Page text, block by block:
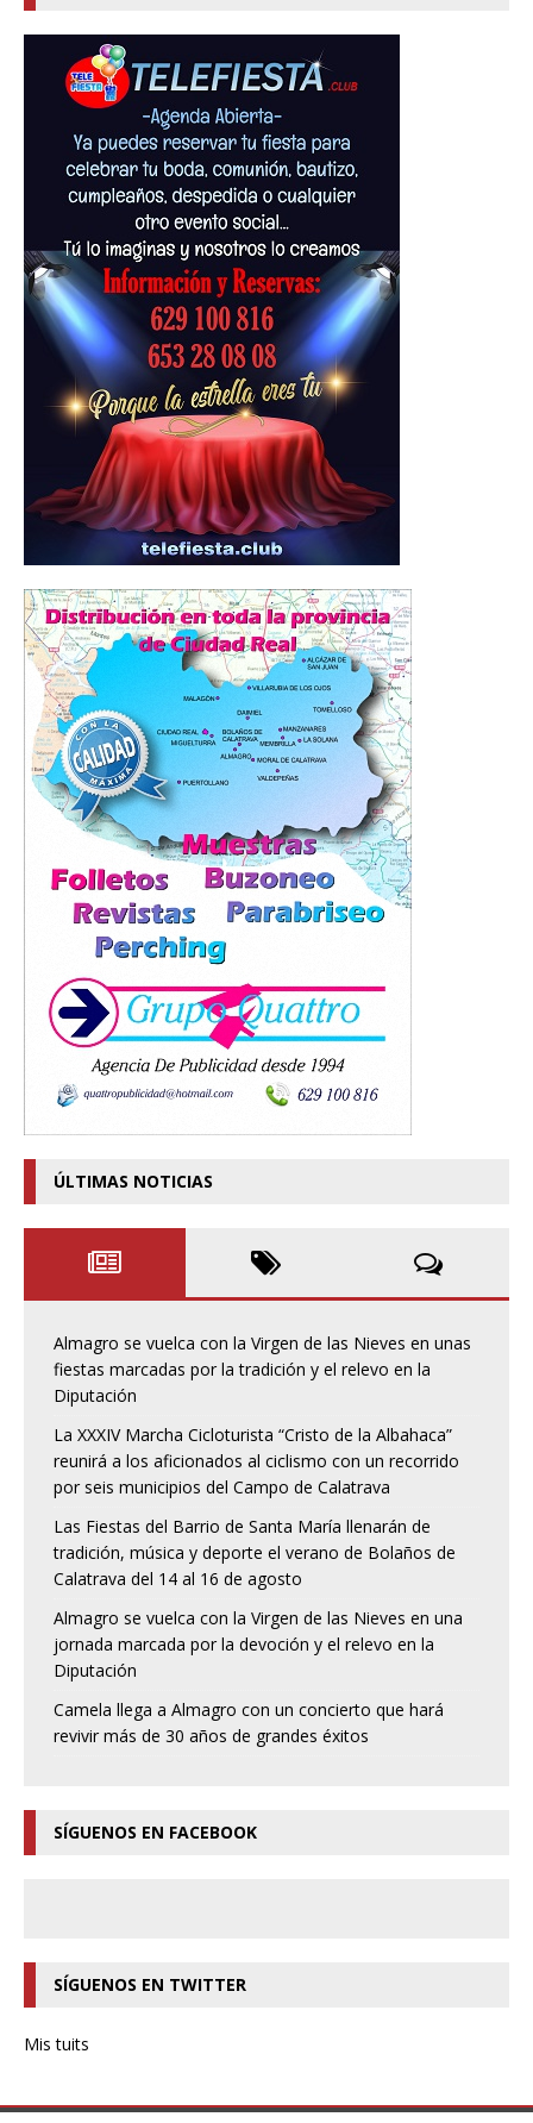
ÚLTIMAS NOTICIAS
Almagro se vuelca con la Virgen de las Nieves en unas
fiestas marcadas por la tradición y el relevo en la
Diputación
La XXXIV Marcha Cicloturista “Cristo de la Albahaca”
reunirá a los aficionados al ciclismo con un recorrido
por seis municipios del Campo de Calatrava
Las Fiestas del Barrio de Santa María llenarán de
tradición, música y deporte el verano de Bolaños de
Calatrava del 14 al 16 de agosto
Almagro se vuelca con la Virgen de las Nieves en una
jornada marcada por la devoción y el relevo en la
Diputación
Camela llega a Almagro con un concierto que hará
revivir más de 30 años de grandes éxitos
SÍGUENOS EN FACEBOOK
SÍGUENOS EN TWITTER
Mis tuits